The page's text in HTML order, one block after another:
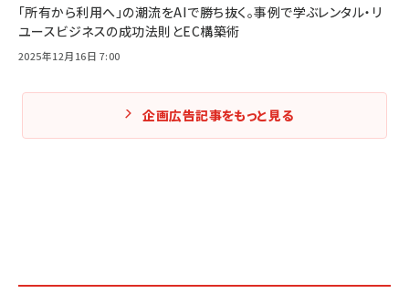
「所有から利用へ」の潮流をAIで勝ち抜く。事例で学ぶレンタル・リ
ユースビジネスの成功法則とEC構築術
2025年12月16日 7:00
企画広告記事をもっと見る